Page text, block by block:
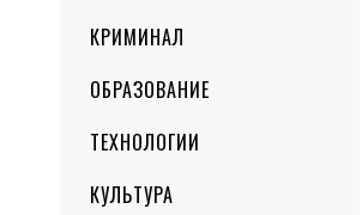
КРИМИНАЛ
ОБРАЗОВАНИЕ
ТЕХНОЛОГИИ
КУЛЬТУРА